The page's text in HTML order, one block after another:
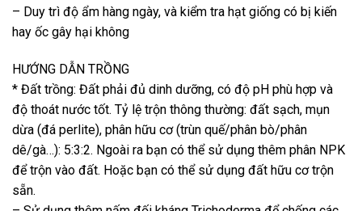
– Duy trì độ ẩm hàng ngày, và kiểm tra hạt giống có bị kiến
hay ốc gây hại không
HƯỚNG DẪN TRỒNG
* Đất trồng: Đất phải đủ dinh dưỡng, có độ pH phù hợp và
độ thoát nước tốt. Tỷ lệ trộn thông thường: đất sạch, mụn
dừa (đá perlite), phân hữu cơ (trùn quế/phân bò/phân
dê/gà…): 5:3:2. Ngoài ra bạn có thể sử dụng thêm phân NPK
để trộn vào đất. Hoặc bạn có thể sử dụng đất hữu cơ trộn
sẵn.